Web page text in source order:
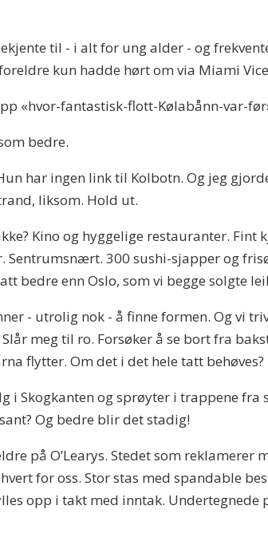
til - i alt for ung alder - og
kun hadde hørt om via Miami
«hvor-fantastisk-flott-Kølabånn-var-
bedre.
har ingen link til Kolbotn. Og jeg
liksom. Hold ut.
Kino og hyggelige restauranter. Fint
Sentrumsnært. 300 sushi-sjapper og
bedre enn Oslo, som vi begge solgte
- utrolig nok - å finne formen. Og vi
meg til ro. Forsøker å se bort fra
flytter. Om det i det hele tatt behøves?
Skogkanten og sprøyter i trappene fra
Og bedre blir det stadig!
på O’Learys. Stedet som reklamerer
for oss. Stor stas med spandable
opp i takt med inntak. Undertegnede